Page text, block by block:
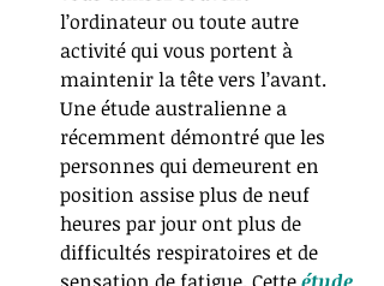
l’ordinateur ou toute autre
activité qui vous portent à
maintenir la tête vers l’avant.
Une étude australienne a
récemment démontré que les
personnes qui demeurent en
position assise plus de neuf
heures par jour ont plus de
difficultés respiratoires et de